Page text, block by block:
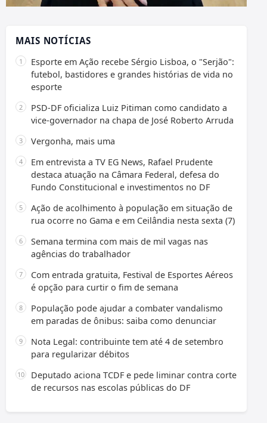
MAIS NOTÍCIAS
Esporte em Ação recebe Sérgio Lisboa, o "Serjão":
futebol, bastidores e grandes histórias de vida no
esporte
PSD-DF oficializa Luiz Pitiman como candidato a
vice-governador na chapa de José Roberto Arruda
Vergonha, mais uma
Em entrevista a TV EG News, Rafael Prudente
destaca atuação na Câmara Federal, defesa do
Fundo Constitucional e investimentos no DF
Ação de acolhimento à população em situação de
rua ocorre no Gama e em Ceilândia nesta sexta (7)
Semana termina com mais de mil vagas nas
agências do trabalhador
Com entrada gratuita, Festival de Esportes Aéreos
é opção para curtir o fim de semana
População pode ajudar a combater vandalismo
em paradas de ônibus: saiba como denunciar
Nota Legal: contribuinte tem até 4 de setembro
para regularizar débitos
Deputado aciona TCDF e pede liminar contra corte
de recursos nas escolas públicas do DF